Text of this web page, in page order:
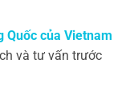
Quốc của Vietnam
và tư vấn trước